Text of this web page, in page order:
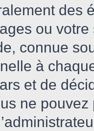
des
ou
connue
à
et de
ne pouvez